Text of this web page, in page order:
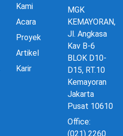
Kami
Acara
Proyek
Artikel
Karir
MGK
KEMAYORAN,
Jl. Angkasa
Kav B-6
BLOK D10-
D15, RT.10
Kemayoran
Jakarta
Pusat 10610
Office:
(021) 2260